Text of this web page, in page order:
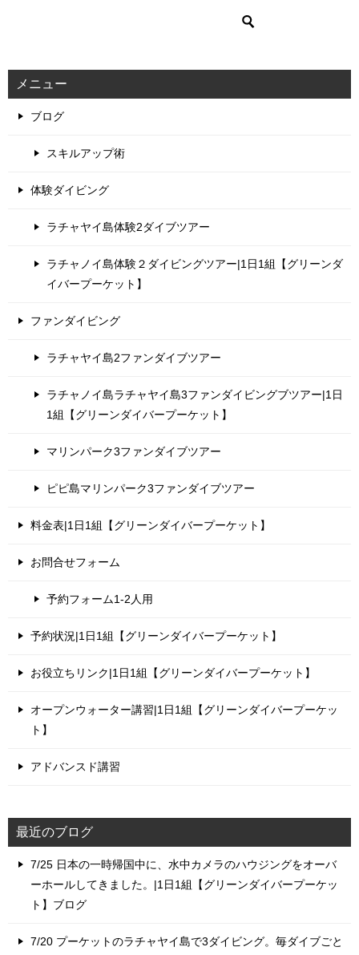
メニュー
ブログ
スキルアップ術
体験ダイビング
ラチャヤイ島体験2ダイブツアー
ラチャノイ島体験２ダイビングツアー|1日1組【グリーンダ
イバープーケット】
ファンダイビング
ラチャヤイ島2ファンダイブツアー
ラチャノイ島ラチャヤイ島3ファンダイビングブツアー|1日
1組【グリーンダイバープーケット】
マリンパーク3ファンダイブツアー
ピピ島マリンパーク3ファンダイブツアー
料金表|1日1組【グリーンダイバープーケット】
お問合せフォーム
予約フォーム1-2人用
予約状況|1日1組【グリーンダイバープーケット】
お役立ちリンク|1日1組【グリーンダイバープーケット】
オープンウォーター講習|1日1組【グリーンダイバープーケッ
ト】
アドバンスド講習
最近のブログ
7/25 日本の一時帰国中に、水中カメラのハウジングをオーバ
ーホールしてきました。|1日1組【グリーンダイバープーケッ
ト】ブログ
7/20 プーケットのラチャヤイ島で3ダイビング。毎ダイブごと